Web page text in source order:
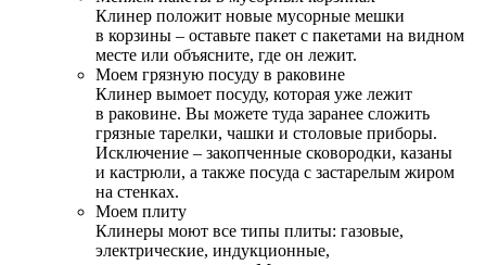
Клинер положит новые мусорные мешки
в корзины – оставьте пакет с пакетами на видном
месте или объясните, где он лежит.
Моем грязную посуду в раковине
Клинер вымоет посуду, которая уже лежит
в раковине. Вы можете туда заранее сложить
грязные тарелки, чашки и столовые приборы.
Исключение – закопченные сковородки, казаны
и кастрюли, а также посуда с застарелым жиром
на стенках.
Моем плиту
Клинеры моют все типы плиты: газовые,
электрические, индукционные,